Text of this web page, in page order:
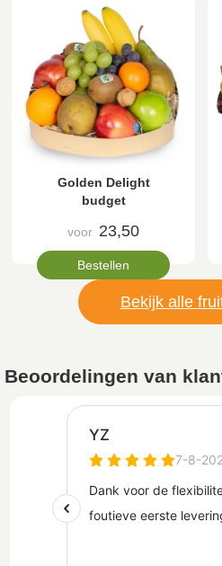
Golden Delight
budget
voor 23,50
Bestellen
Bekijk alle
Beoordelingen van